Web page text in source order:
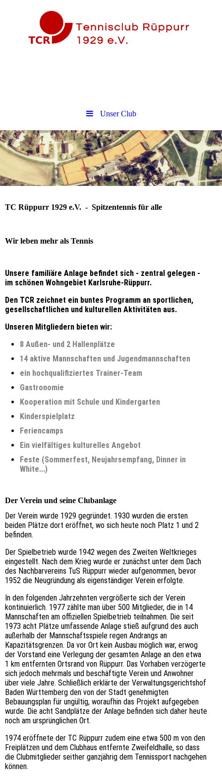
Unser Club
TC Rüppurr 1929 e.V. - Spitzentennis für alle
Wir leben mehr als Tennis
Unsere familiäre Anlage befindet sich - zentral gelegen -
im schönen Wohngebiet Karlsruhe-Rüppurr.
Den TCR zeichnet ein buntes Programm an sportlichen,
gesellschaftlichen und kulturellen Aktivitäten aus.
Unseren Mitgliedern bieten wir:
8 Außen- und 2 Hallenplätze
14 aktive Mannschaften und Jugendmannschaften
ein hochqualifiziertes Trainer-Team
Gastronomie
Kooperation mit Schule und Kindergarten
Kinderspielplatz
Feriencamps
Ein vielfältiges kulturelles Angebot
Feste (Sommerfest, Neujahrsempfang, Dinner in
White...)
Der Verein und seine Clubanlage
Der Verein wurde 1929 gegründet. 1930 wurden die ersten
beiden Plätze dort eröffnet, wo sich heute noch Platz 1 und 2
befinden.
Der Spielbetrieb wurde 1942 wegen des Zweiten Weltkrieges
eingestellt. Nach dem Krieg wurde er zunächst unter dem Dach
des Nachbarvereins TuS Rüppurr wieder aufgenommen, bevor
1952 die Neugründung als eigenständiger Verein erfolgte.
In den folgenden Jahrzehnten vergrößerte sich der Verein
kontinuierlich. 1977 zählte man über 500 Mitglieder, die in 14
Mannschaften am offiziellen Spielbetrieb teilnahmen. Die seit
1973 acht Plätze umfassende Anlage stieß aufgrund des auch
außerhalb der Mannschaftsspiele regen Andrangs an
Kapazitätsgrenzen. Da vor Ort kein Ausbau möglich war, erwog
der Vorstand eine Verlegung der gesamten Anlage an den etwa
1 km entfernten Ortsrand von Rüppurr. Das Vorhaben verzögerte
sich jedoch mehrmals und beschäftigte Verein und Anwohner
über viele Jahre. Schließlich erklärte der Verwaltungsgerichtshof
Baden Württemberg den von der Stadt genehmigten
Bebauungsplan für ungültig, woraufhin das Projekt aufgegeben
wurde. Die acht Sandplätze der Anlage befinden sich daher heute
noch am ursprünglichen Ort.
1974 eröffnete der TC Rüppurr zudem eine etwa 500 m von den
Freiplätzen und dem Clubhaus entfernte Zweifeldhalle, so dass
die Clubmitglieder seither ganzjährig dem Tennissport nachgehen
können.